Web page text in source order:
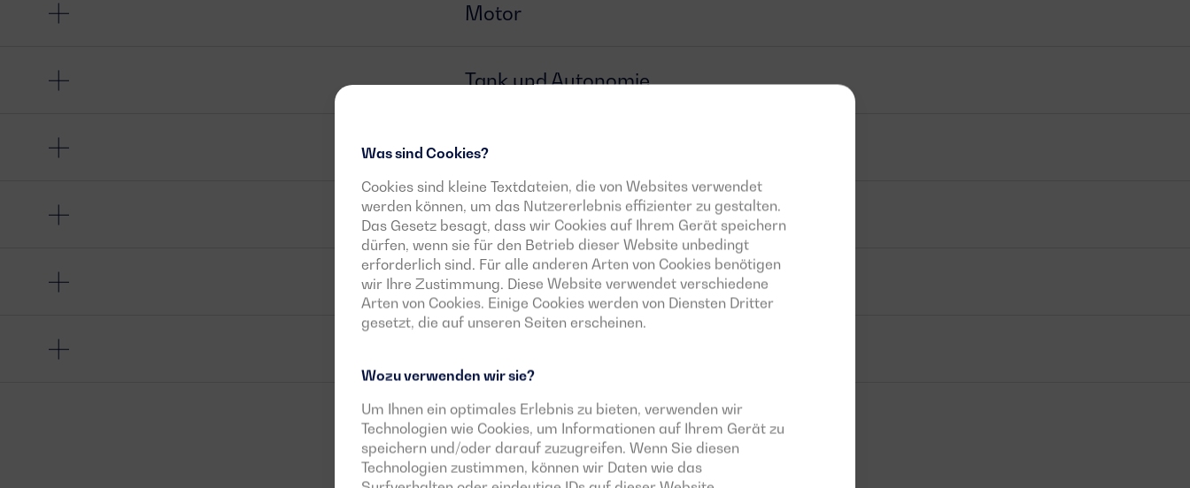
Was sind Cookies?
Cookies sind kleine Textdateien, die von Websites verwendet
werden können, um das Nutzererlebnis effizienter zu gestalten.
Das Gesetz besagt, dass wir Cookies auf Ihrem Gerät speichern
dürfen, wenn sie für den Betrieb dieser Website unbedingt
erforderlich sind. Für alle anderen Arten von Cookies benötigen
wir Ihre Zustimmung. Diese Website verwendet verschiedene
Arten von Cookies. Einige Cookies werden von Diensten Dritter
gesetzt, die auf unseren Seiten erscheinen.
Wozu verwenden wir sie?
Um Ihnen ein optimales Erlebnis zu bieten, verwenden wir
Technologien wie Cookies, um Informationen auf Ihrem Gerät zu
speichern und/oder darauf zuzugreifen. Wenn Sie diesen
Technologien zustimmen, können wir Daten wie das
Motor
Tank und Autonomie
Generator
Schalter
Steuergerät